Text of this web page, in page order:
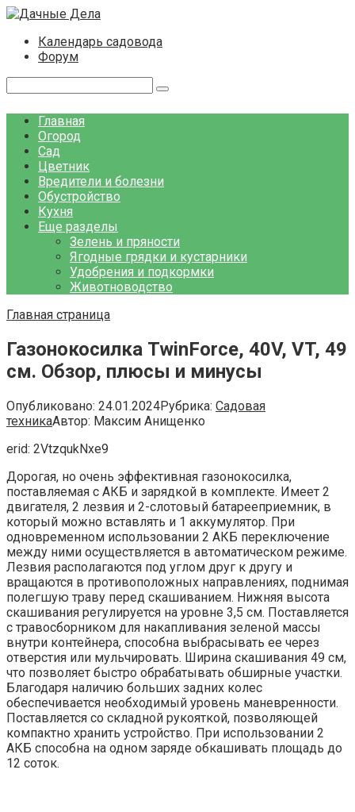
Перейти
контентуКалендарь садовода
Форум
Главная
Огород
Сад
Цветник
Вредители и болезни
Обустройство
Кухня
Еще разделы
Зелень и пряности
Ягодные грядки и кустарники
Удобрения и подкормки
Животноводство
Главная страница
Газонокосилка TwinForce, 40V, VT, 49
см. Обзор, плюсы и минусы
Опубликовано: 24.01.2024Рубрика: Садовая
техникаАвтор: Максим Анищенко
erid: 2VtzqukNxe9
Дорогая, но очень эффективная газонокосилка,
поставляемая с АКБ и зарядкой в комплекте. Имеет 2
двигателя, 2 лезвия и 2-слотовый батарееприемник, в
который можно вставлять и 1 аккумулятор. При
одновременном использовании 2 АКБ переключение
между ними осуществляется в автоматическом режиме.
Лезвия располагаются под углом друг к другу и
вращаются в противоположных направлениях, поднимая
полегшую траву перед скашиванием. Нижняя высота
скашивания регулируется на уровне 3,5 см. Поставляется
с травосборником для накапливания зеленой массы
внутри контейнера, способна выбрасывать ее через
отверстия или мульчировать. Ширина скашивания 49 см,
что позволяет быстро обрабатывать обширные участки.
Благодаря наличию больших задних колес
обеспечивается необходимый уровень маневренности.
Поставляется со складной рукояткой, позволяющей
компактно хранить устройство. При использовании 2
АКБ способна на одном заряде обкашивать площадь до
12 соток.